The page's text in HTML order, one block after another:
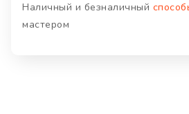
Наличный и безналичный
мастером